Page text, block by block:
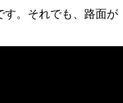
す。それでも、路面が